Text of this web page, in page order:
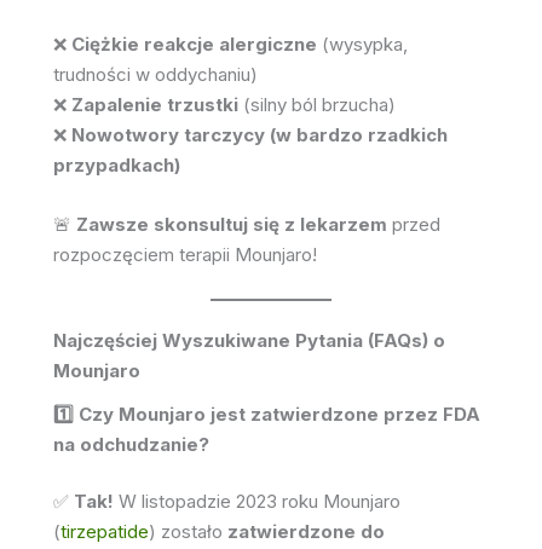
❌ Ciężkie reakcje alergiczne (wysypka,
trudności w oddychaniu)
❌ Zapalenie trzustki (silny ból brzucha)
❌ Nowotwory tarczycy (w bardzo rzadkich
przypadkach)
🚨 Zawsze skonsultuj się z lekarzem przed
rozpoczęciem terapii Mounjaro!
Najczęściej Wyszukiwane Pytania (FAQs) o
Mounjaro
1️⃣ Czy Mounjaro jest zatwierdzone przez FDA
na odchudzanie?
✅ Tak! W listopadzie 2023 roku Mounjaro
(tirzepatide) zostało zatwierdzone do